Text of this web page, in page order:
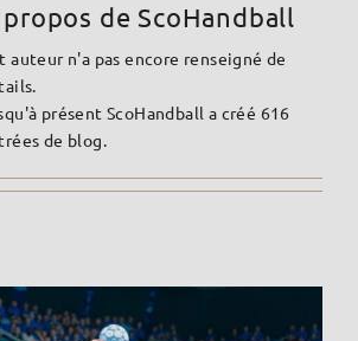
MÉDIAS
CONTACT
propos de ScoHandball
auteur n'a pas encore renseigné de
présent ScoHandball a créé 616
de blog.